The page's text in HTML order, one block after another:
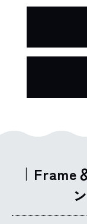
XXXへ
XXXへ
｜Frame